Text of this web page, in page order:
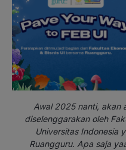
Awal 2025 nanti, akan
diselenggarakan oleh
Universitas Indonesia
Ruangguru. Apa saja